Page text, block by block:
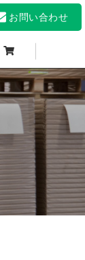
お問い合わせ